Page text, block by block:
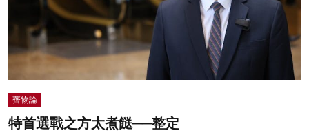
齊物論
特首選戰之方太煮餸──整定